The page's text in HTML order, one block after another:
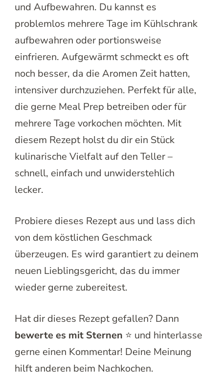
und Aufbewahren. Du kannst es
problemlos mehrere Tage im Kühlschrank
aufbewahren oder portionsweise
einfrieren. Aufgewärmt schmeckt es oft
noch besser, da die Aromen Zeit hatten,
intensiver durchzuziehen. Perfekt für alle,
die gerne Meal Prep betreiben oder für
mehrere Tage vorkochen möchten. Mit
diesem Rezept holst du dir ein Stück
kulinarische Vielfalt auf den Teller –
schnell, einfach und unwiderstehlich
lecker.
Probiere dieses Rezept aus und lass dich
von dem köstlichen Geschmack
überzeugen. Es wird garantiert zu deinem
neuen Lieblingsgericht, das du immer
wieder gerne zubereitest.
Hat dir dieses Rezept gefallen? Dann
bewerte es mit Sternen ⭐ und hinterlasse
gerne einen Kommentar! Deine Meinung
hilft anderen beim Nachkochen.